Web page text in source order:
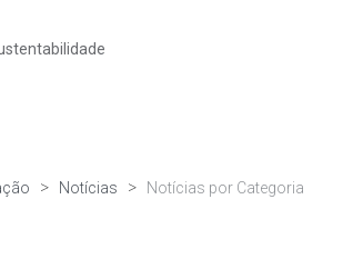
Notícias Notícias por Categoria